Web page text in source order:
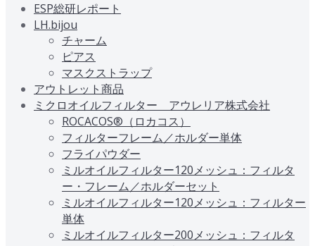
ESP総研レポート
LH.bijou
チャーム
ピアス
マスクストラップ
アウトレット商品
ミクロオイルフィルター アウレリア株式会社
ROCACOS®（ロカコス）
フィルターフレーム／ホルダー単体
フライパウダー
ミルオイルフィルター120メッシュ：フィルタ
ー・フレーム／ホルダーセット
ミルオイルフィルター120メッシュ：フィルター
単体
ミルオイルフィルター200メッシュ：フィルタ